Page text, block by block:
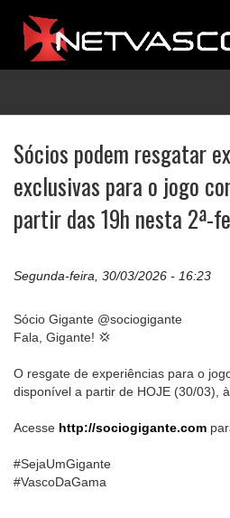
Sócios podem resgatar
exclusivas para o jogo
partir das 19h nesta 2ª-
Segunda-feira, 30/03/2026 - 16:23
Sócio Gigante @sociogigante
Fala, Gigante! 💢
O resgate de experiências para o
disponível a partir de HOJE (30/03),
Acesse http://sociogigante.com
#SejaUmGigante
#VascoDaGama